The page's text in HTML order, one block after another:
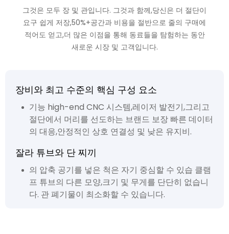
그것은 모두 장 및 관입니다. 그것과 함께,당신은 더 절단이
요구 쉽게 저장,50%+공간과 비용을 절반으로 줄의 구매에
적어도 얻고,더 많은 이점을 통해 동료들을 탐험하는 동안
새로운 시장 및 고객입니다.
장비와 최고 수준의 핵심 구성 요소
기능 high-end CNC 시스템,레이저 발전기,그리고
절단에서 머리를 선도하는 브랜드 보장 빠른 데이터
의 대응,안정적인 상호 연결성 및 낮은 유지비.
잘라 튜브와 단 찌끼
의 압축 공기를 넣은 척은 자기 중심할 수 있습 클램
프 튜브의 다른 모양,크기 및 무게를 단단히 없습니
다. 관 폐기물이 최소화할 수 있습니다.